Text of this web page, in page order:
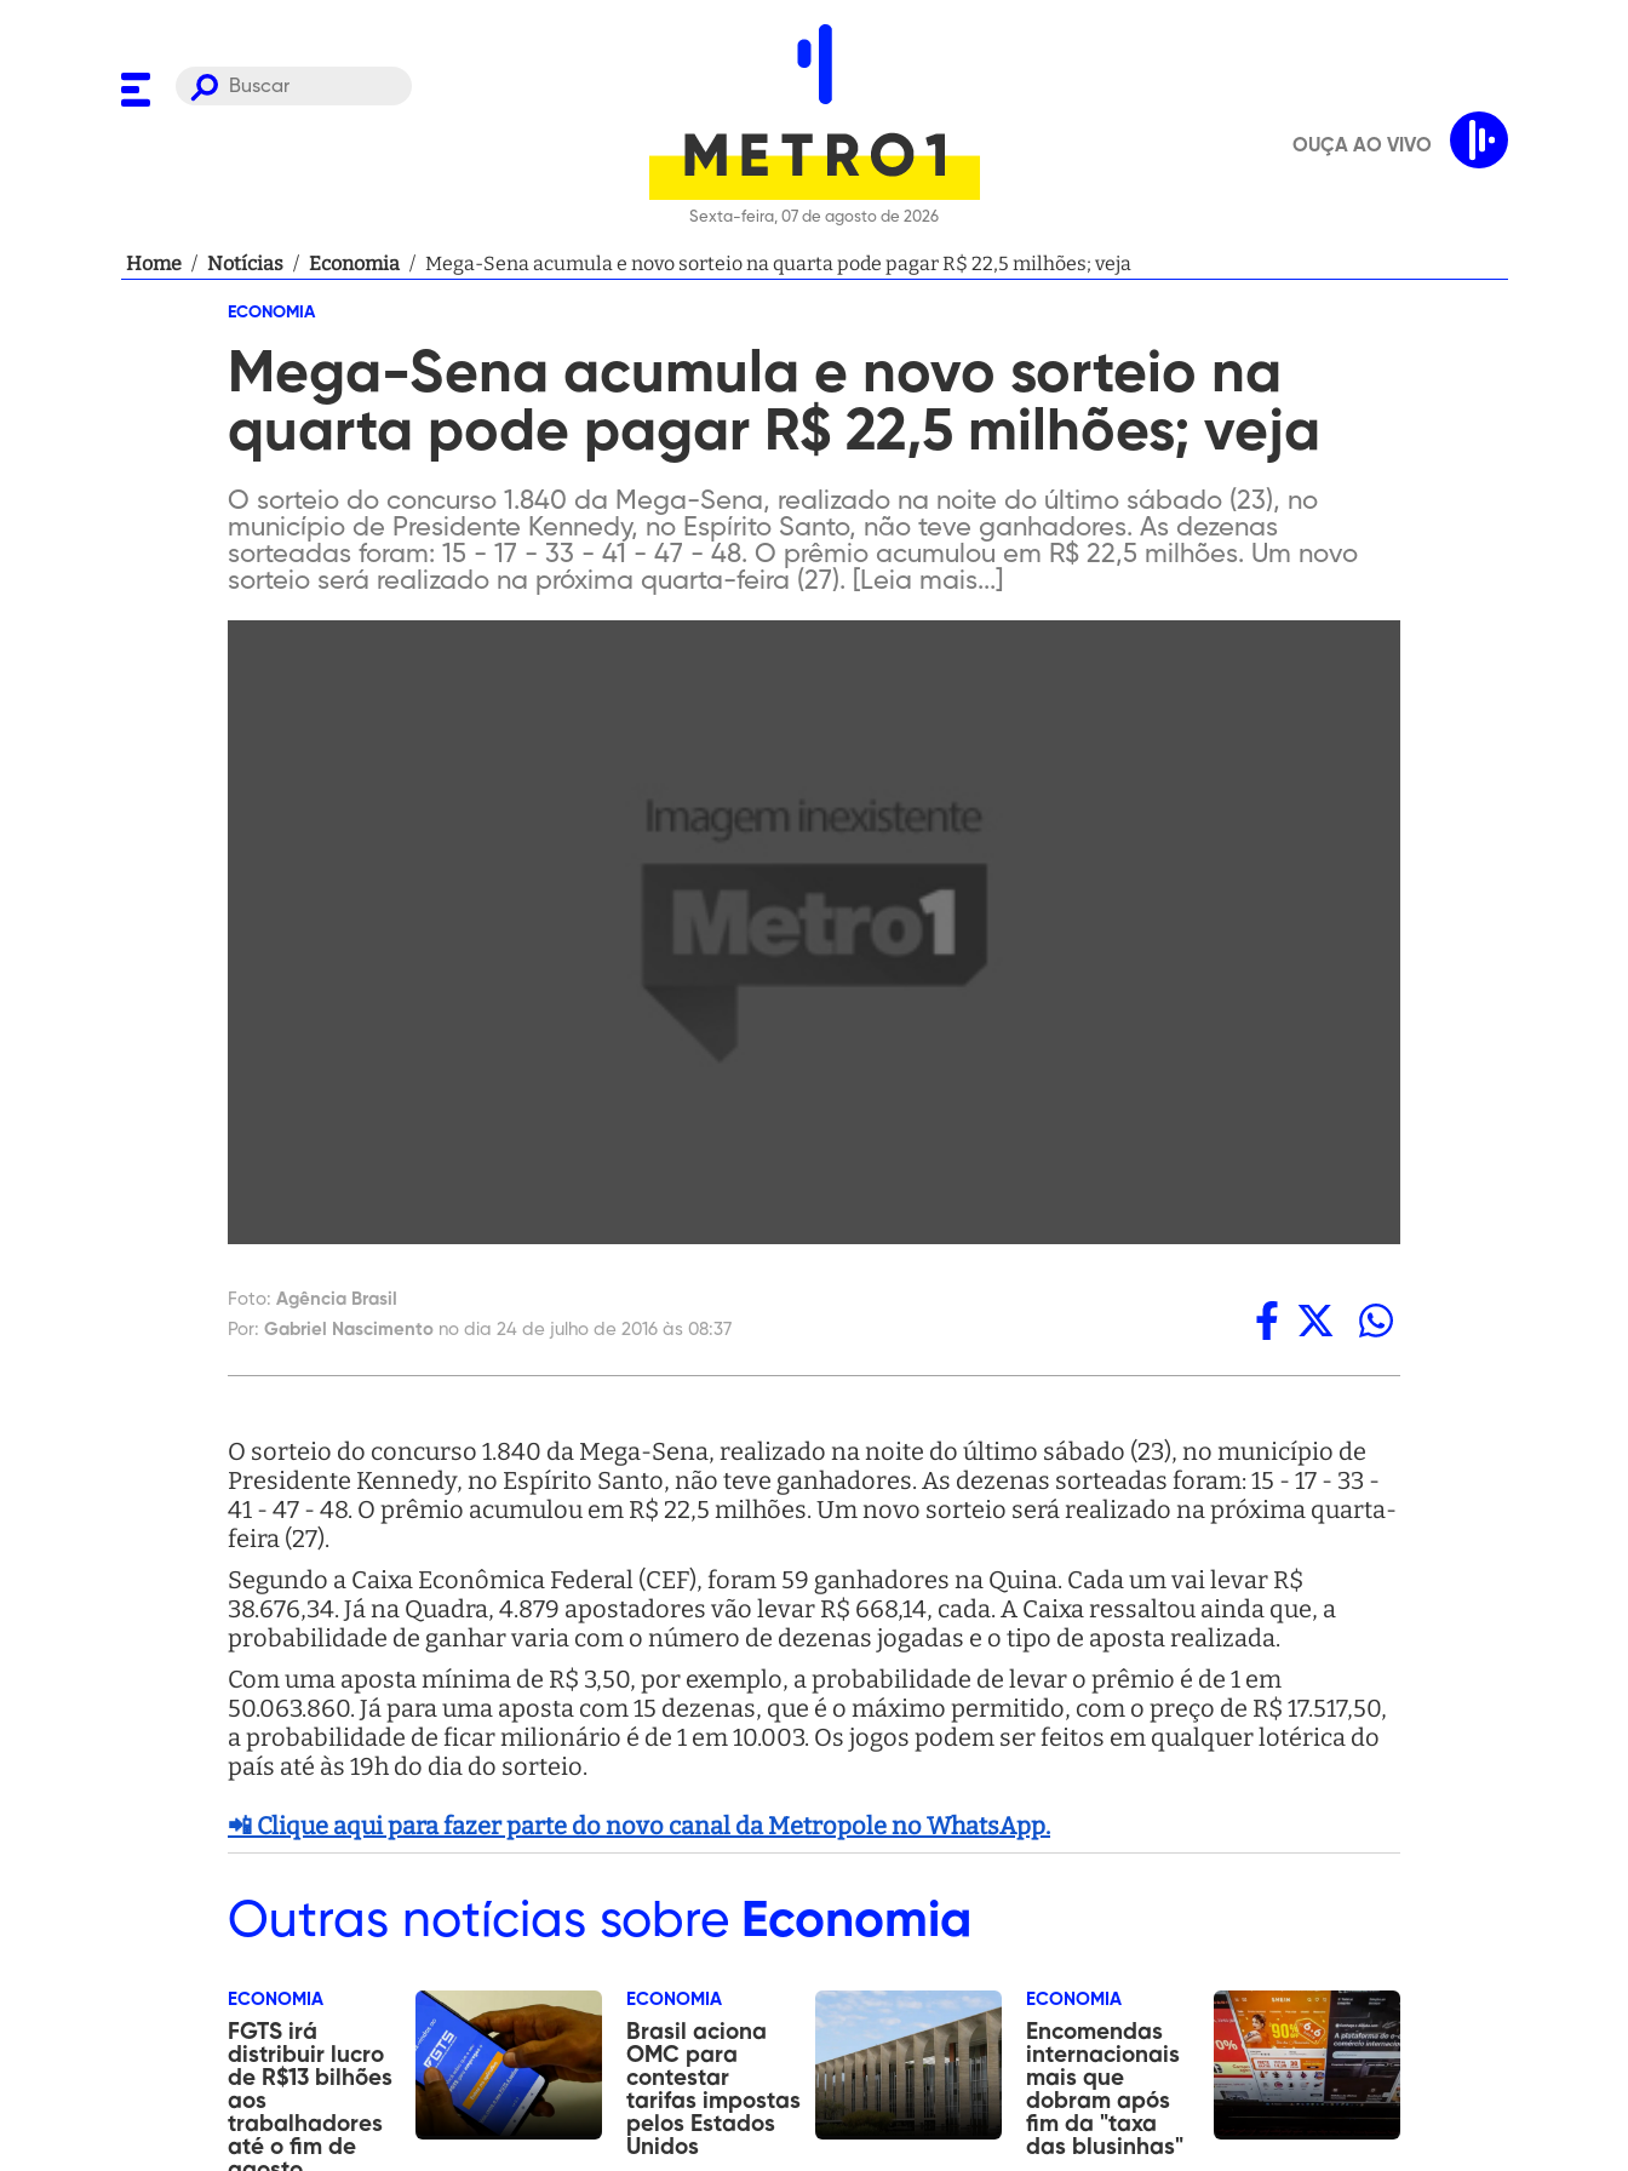
Sexta-feira, 07 de agosto de 2026
OUÇA AO VIVO
Home / Notícias / Economia / Mega-Sena acumula e novo sorteio na quarta pode pagar R$ 22,5 milhões; veja
ECONOMIA
Mega-Sena acumula e novo sorteio na
quarta pode pagar R$ 22,5 milhões; veja
O sorteio do concurso 1.840 da Mega-Sena, realizado na noite do último sábado (23), no
município de Presidente Kennedy, no Espírito Santo, não teve ganhadores. As dezenas
sorteadas foram: 15 - 17 - 33 - 41 - 47 - 48. O prêmio acumulou em R$ 22,5 milhões. Um novo
sorteio será realizado na próxima quarta-feira (27). [Leia mais...]
Foto: Agência Brasil
Por: Gabriel Nascimento no dia 24 de julho de 2016 às 08:37
O sorteio do concurso 1.840 da Mega-Sena, realizado na noite do último sábado (23), no município de
Presidente Kennedy, no Espírito Santo, não teve ganhadores. As dezenas sorteadas foram: 15 - 17 - 33 -
41 - 47 - 48. O prêmio acumulou em R$ 22,5 milhões. Um novo sorteio será realizado na próxima quarta-
feira (27).
Segundo a Caixa Econômica Federal (CEF), foram 59 ganhadores na Quina. Cada um vai levar R$
38.676,34. Já na Quadra, 4.879 apostadores vão levar R$ 668,14, cada. A Caixa ressaltou ainda que, a
probabilidade de ganhar varia com o número de dezenas jogadas e o tipo de aposta realizada.
Com uma aposta mínima de R$ 3,50, por exemplo, a probabilidade de levar o prêmio é de 1 em
50.063.860. Já para uma aposta com 15 dezenas, que é o máximo permitido, com o preço de R$ 17.517,50,
a probabilidade de ficar milionário é de 1 em 10.003. Os jogos podem ser feitos em qualquer lotérica do
país até às 19h do dia do sorteio.
📲 Clique aqui para fazer parte do novo canal da Metropole no WhatsApp.
Outras notícias sobre Economia
ECONOMIA
FGTS irá
distribuir lucro
de R$13 bilhões
aos
trabalhadores
até o fim de
ECONOMIA
Brasil aciona
OMC para
contestar
tarifas impostas
pelos Estados
Unidos
ECONOMIA
Encomendas
internacionais
mais que
dobram após
fim da "taxa
das blusinhas"